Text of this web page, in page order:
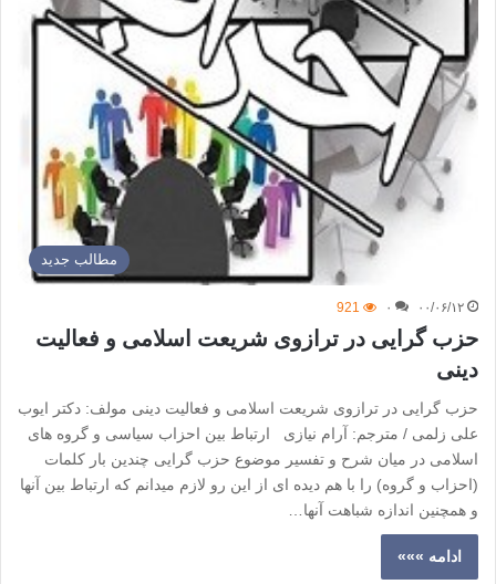
مطالب جدید
۰۰/۰۶/۱۲ ۰ 921
حزب گرایی در ترازوی شریعت اسلامی و فعالیت
دینی
حزب گرایی در ترازوی شریعت اسلامی و فعالیت دینی مولف: دکتر ایوب
على زلمی / مترجم: آرام نیازی ارتباط بین احزاب سیاسی و گروه های
اسلامی در میان شرح و تفسیر موضوع حزب گرایی چندین بار کلمات
(احزاب و گروه) را با هم دیده ای از این رو لازم میدانم که ارتباط بین آنها
و همچنین اندازه شباهت آنها…
ادامه »»»